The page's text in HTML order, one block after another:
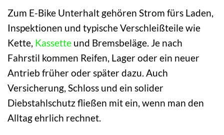
Zum E-Bike Unterhalt gehören Strom fürs Laden,
Inspektionen und typische Verschleißteile wie
Kette, Kassette und Bremsbeläge. Je nach
Fahrstil kommen Reifen, Lager oder ein neuer
Antrieb früher oder später dazu. Auch
Versicherung, Schloss und ein solider
Diebstahlschutz fließen mit ein, wenn man den
Alltag ehrlich rechnet.